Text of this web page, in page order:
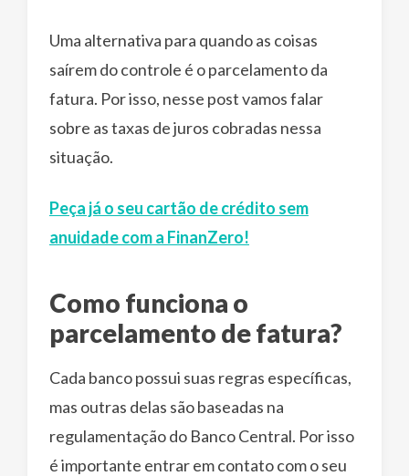
Uma alternativa para quando as coisas
saírem do controle é o parcelamento da
fatura. Por isso, nesse post vamos falar
sobre as taxas de juros cobradas nessa
situação.
Peça já o seu cartão de crédito sem
anuidade com a FinanZero!
Como funciona o
parcelamento de fatura?
Cada banco possui suas regras específicas,
mas outras delas são baseadas na
regulamentação do Banco Central. Por isso
é importante entrar em contato com o seu